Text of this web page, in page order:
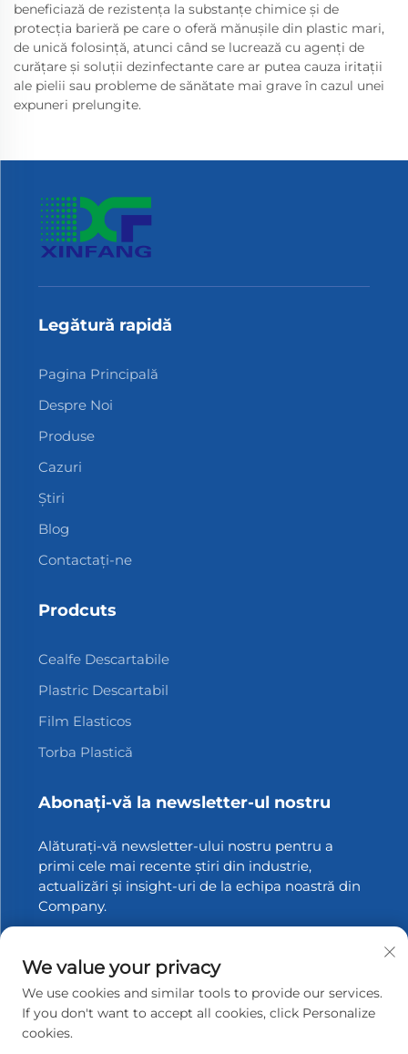
beneficiază de rezistența la substanțe chimice și de
protecția barieră pe care o oferă mănușile din plastic mari,
de unică folosință, atunci când se lucrează cu agenți de
curățare și soluții dezinfectante care ar putea cauza iritații
ale pielii sau probleme de sănătate mai grave în cazul unei
expuneri prelungite.
Legătură rapidă
Pagina Principală
Despre Noi
Produse
Cazuri
Știri
Blog
Contactați-ne
Prodcuts
Cealfe Descartabile
Plastric Descartabil
Film Elasticos
Torba Plastică
Abonați-vă la newsletter-ul nostru
Alăturați-vă newsletter-ului nostru pentru a
primi cele mai recente știri din industrie,
actualizări și insight-uri de la echipa noastră din
Company.
Drepturi de autor © 2025 Zhangjiagang Xinfang Packaging
We value your privacy
We use cookies and similar tools to provide our services.
If you don't want to accept all cookies, click Personalize
cookies.